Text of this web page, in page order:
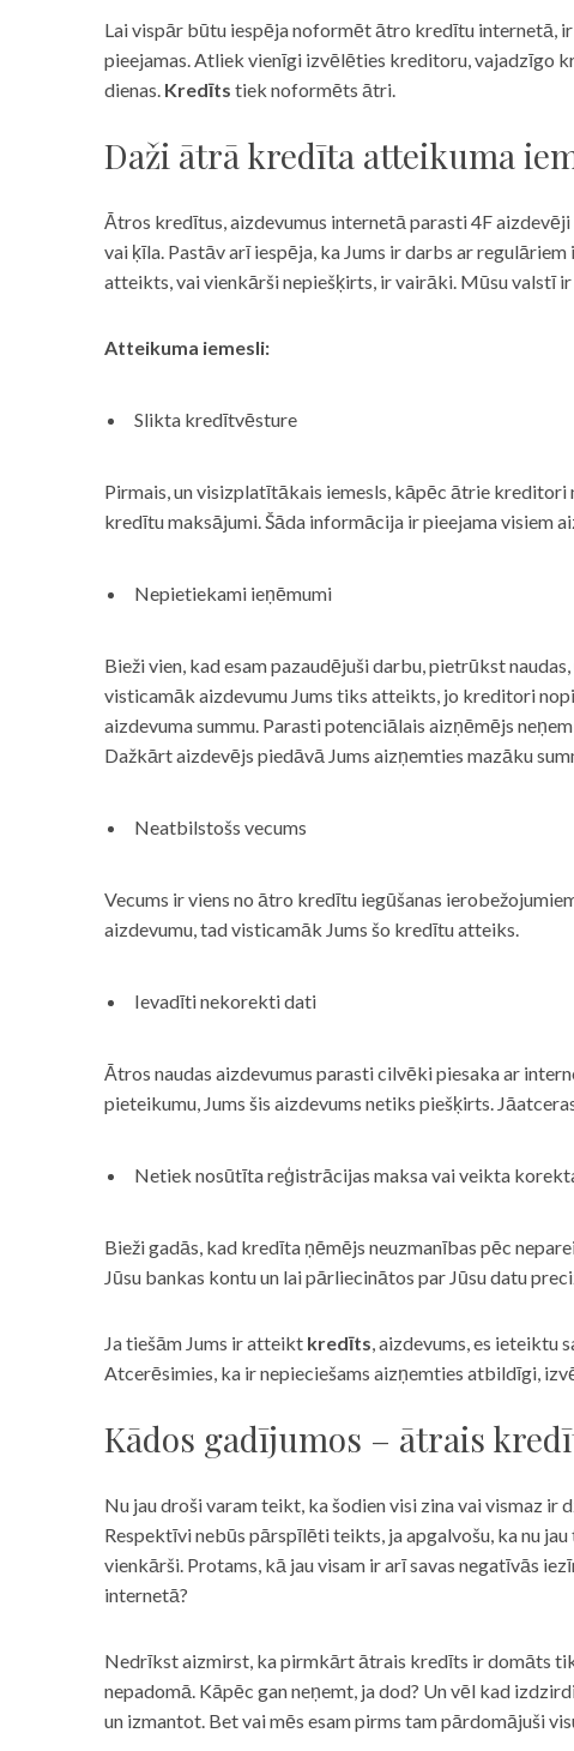
Lai vispār būtu iespēja noformēt ātro kredītu internetā,
pieejamas. Atliek vienīgi izvēlēties kreditoru, vajadzīgo
dienas. Kredīts tiek noformēts ātri.
Daži ātrā kredīta atteikuma
Ātros kredītus, aizdevumus internetā parasti 4F
vai ķīla. Pastāv arī iespēja, ka Jums ir darbs ar
atteikts, vai vienkārši nepiešķirts, ir vairāki. Mūsu valstī
Atteikuma iemesli:
Slikta kredītvēsture
Pirmais, un visizplatītākais iemesls, kāpēc ātrie
kredītu maksājumi. Šāda informācija ir pieejama visiem
Nepietiekami ieņēmumi
Bieži vien, kad esam pazaudējuši darbu, pietrūkst
visticamāk aizdevumu Jums tiks atteikts, jo kreditori
aizdevuma summu. Parasti potenciālais aizņēmējs
Dažkārt aizdevējs piedāvā Jums aizņemties mazāku
Neatbilstošs vecums
Vecums ir viens no ātro kredītu iegūšanas
aizdevumu, tad visticamāk Jums šo kredītu atteiks.
Ievadīti nekorekti dati
Ātros naudas aizdevumus parasti cilvēki piesaka ar
pieteikumu, Jums šis aizdevums netiks piešķirts.
Netiek nosūtīta reģistrācijas maksa vai veikta
Bieži gadās, kad kredīta ņēmējs neuzmanības pēc
Jūsu bankas kontu un lai pārliecinātos par Jūsu datu
Ja tiešām Jums ir atteikt kredīts, aizdevums, es ieteiktu
Atcerēsimies, ka ir nepieciešams aizņemties atbildīgi,
Kādos gadījumos – ātrais
Nu jau droši varam teikt, ka šodien visi zina vai vismaz ir
Respektīvi nebūs pārspīlēti teikts, ja apgalvošu, ka nu
vienkārši. Protams, kā jau visam ir arī savas negatīvās
internetā?
Nedrīkst aizmirst, ka pirmkārt ātrais kredīts ir domāts
nepadomā. Kāpēc gan neņemt, ja dod? Un vēl kad
un izmantot. Bet vai mēs esam pirms tam pārdomājuši